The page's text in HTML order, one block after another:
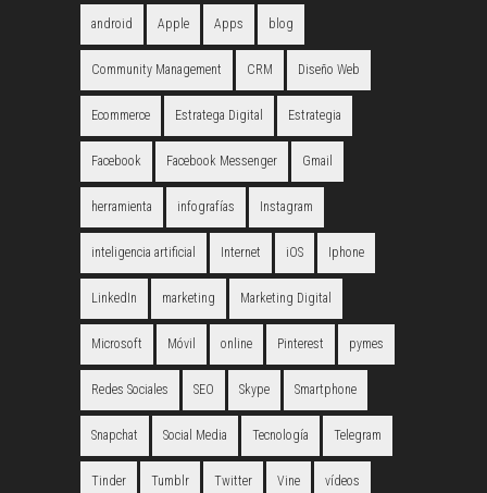
android Apple Apps blog
Community Management CRM Diseño Web
Ecommerce Estratega Digital Estrategia
Facebook Facebook Messenger Gmail
herramienta infografías Instagram
inteligencia artificial Internet iOS Iphone
LinkedIn marketing Marketing Digital
Microsoft Móvil online Pinterest pymes
Redes Sociales SEO Skype Smartphone
Snapchat Social Media Tecnología Telegram
Tinder Tumblr Twitter Vine vídeos